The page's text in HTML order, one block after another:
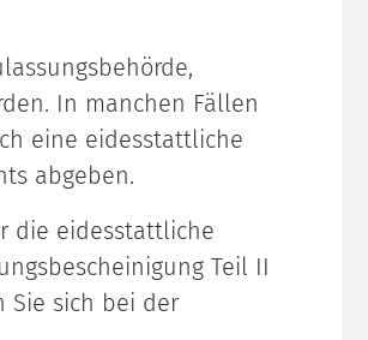
In manchen Fällen
eine eidesstattliche
abgeben.
die eidesstattliche
Teil II
Sie sich bei der